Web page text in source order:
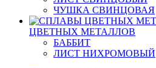
ЧУШКА СВИНЦОВАЯ
ЦВЕТНЫХ МЕТАЛЛОВ
БАББИТ
ЛИСТ НИХРОМОВЫЙ